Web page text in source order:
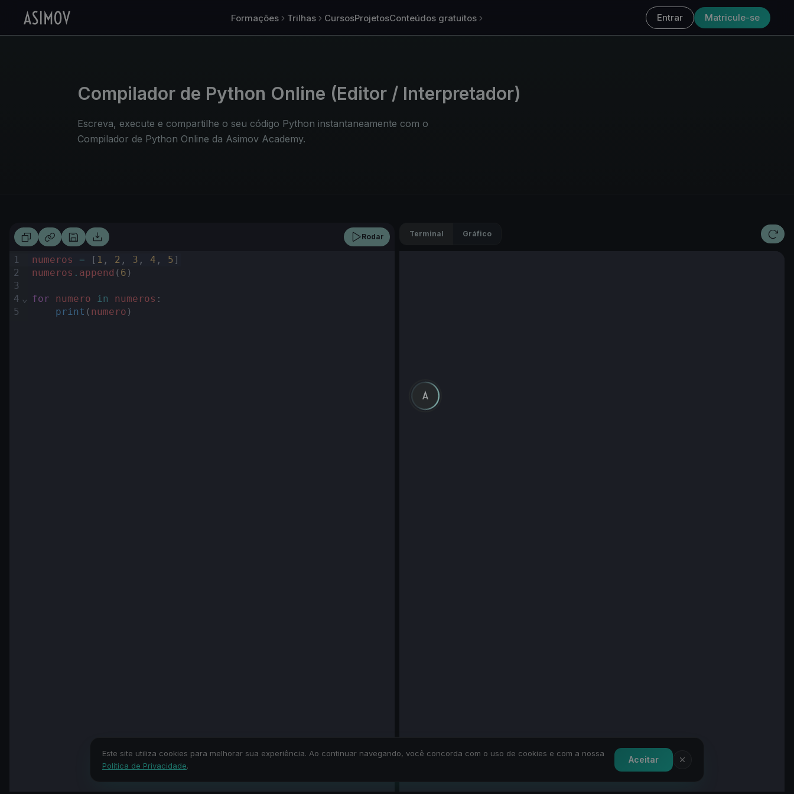
Formações Trilhas CursosProjetosConteúdos gratuitos Entrar Matricule-se
Compilador de Python Online (Editor / Interpretador)
Escreva, execute e compartilhe o seu código Python instantaneamente com o
Compilador de Python Online da Asimov Academy.
Rodar
1
2
3
4
5
⌄
numeros = [ 1 , 2 , 3 , 4 , 5 ]
numeros . append ( 6 )
for numero in numeros :
print ( numero )
Terminal Gráfico
Este site utiliza cookies para melhorar sua experiência. Ao continuar navegando, você concorda com o uso de cookies e com a nossa
Política de Privacidade.
Aceitar